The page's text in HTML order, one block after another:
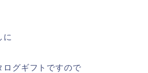
に
ログギフトですので